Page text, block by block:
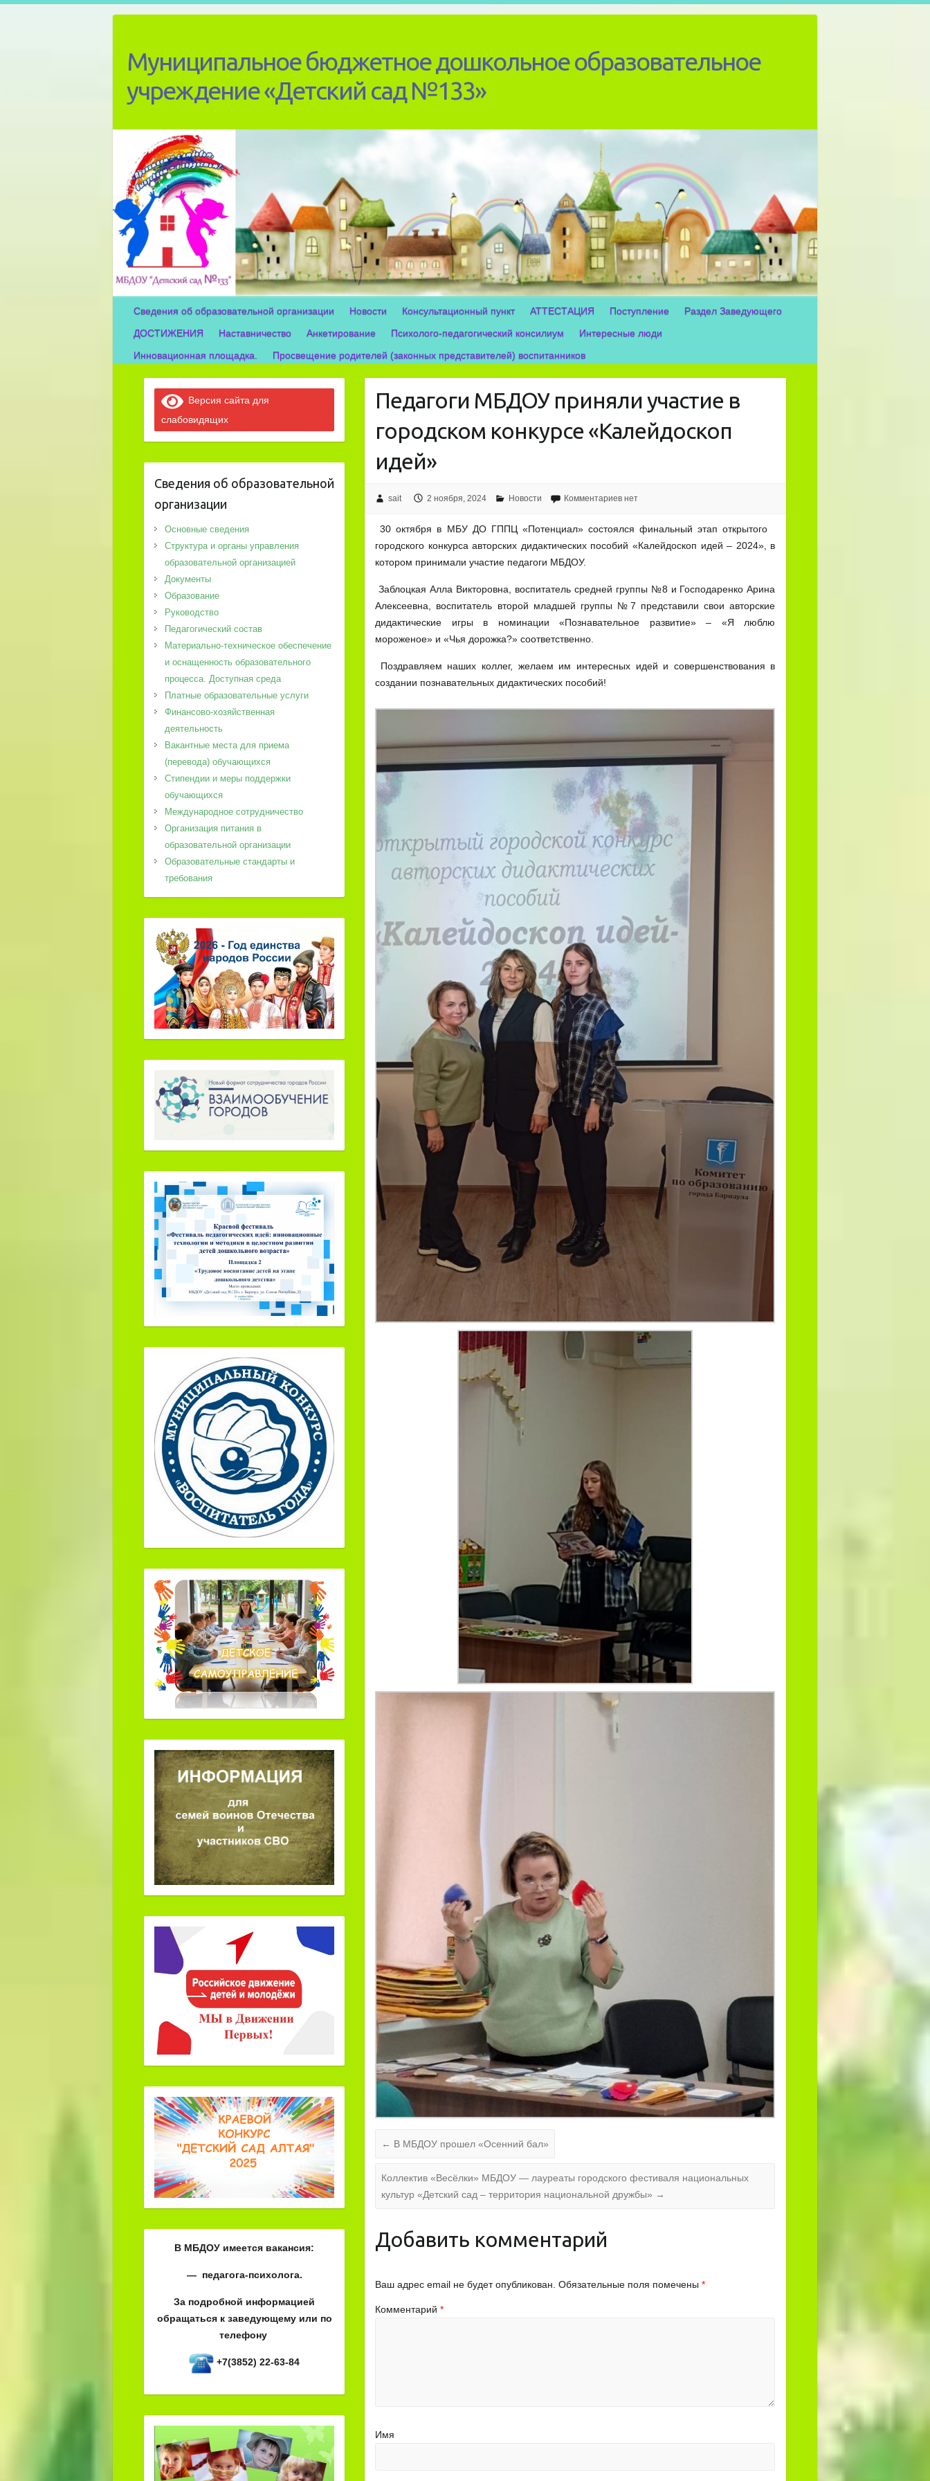
Муниципальное бюджетное дошкольное образовательное
учреждение «Детский сад №133»
Сведения об образовательной организации Новости Консультационный пункт АТТЕСТАЦИЯ Поступление
Раздел Заведующего
ДОСТИЖЕНИЯ
Наставничество Анкетирование Психолого-педагогический консилиум
Интересные люди
Инновационная площадка.
Просвещение родителей (законных представителей) воспитанников
Педагоги МБДОУ приняли участие в
городском конкурсе «Калейдоскоп
идей»
sait 2 ноября, 2024 Новости Комментариев нет
30 октября в МБУ ДО ГППЦ «Потенциал» состоялся финальный этап открытого
городского конкурса авторских дидактических пособий «Калейдоскоп идей – 2024», в
котором принимали участие педагоги МБДОУ.
Заблоцкая Алла Викторовна, воспитатель средней группы №8 и Господаренко Арина
Алексеевна, воспитатель второй младшей группы №7 представили свои авторские
дидактические игры в номинации «Познавательное развитие» – «Я люблю
мороженое» и «Чья дорожка?» соответственно.
Поздравляем наших коллег, желаем им интересных идей и совершенствования в
создании познавательных дидактических пособий!
← В МБДОУ прошел «Осенний бал»
Коллектив «Весёлки» МБДОУ — лауреаты городского фестиваля национальных
культур «Детский сад – территория национальной дружбы» →
Добавить комментарий
Ваш адрес email не будет опубликован. Обязательные поля помечены*
Комментарий*
Имя
Версия сайта для
слабовидящих
Сведения об образовательной
организации
Основные сведения
Структура и органы управления
образовательной организацией
Документы
Образование
Руководство
Педагогический состав
Материально-техническое обеспечение
и оснащенность образовательного
процесса. Доступная среда
Платные образовательные услуги
Финансово-хозяйственная
деятельность
Вакантные места для приема
(перевода) обучающихся
Стипендии и меры поддержки
обучающихся
Международное сотрудничество
Организация питания в
образовательной организации
Образовательные стандарты и
требования
В МБДОУ имеется вакансия:
— педагога-психолога.
За подробной информацией
обращаться к заведующему или по
телефону
+7(3852) 22-63-84